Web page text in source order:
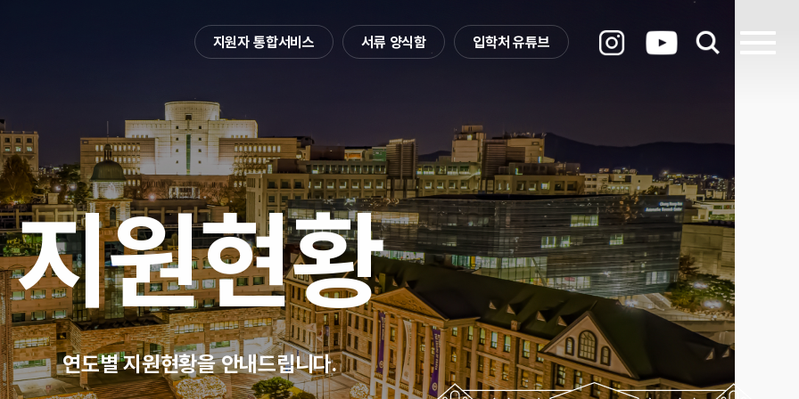
지원자 통합서비스 서류 양식함 입학처 유튜브
지원현황
연도별 지원현황을 안내드립니다.